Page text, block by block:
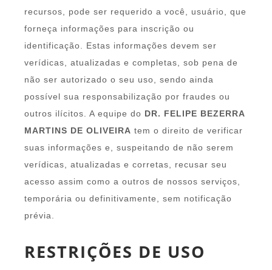
recursos, pode ser requerido a você, usuário, que
forneça informações para inscrição ou
identificação. Estas informações devem ser
verídicas, atualizadas e completas, sob pena de
não ser autorizado o seu uso, sendo ainda
possível sua responsabilização por fraudes ou
outros ilícitos. A equipe do DR. FELIPE BEZERRA
MARTINS DE OLIVEIRA tem o direito de verificar
suas informações e, suspeitando de não serem
verídicas, atualizadas e corretas, recusar seu
acesso assim como a outros de nossos serviços,
temporária ou definitivamente, sem notificação
prévia.
RESTRIÇÕES DE USO